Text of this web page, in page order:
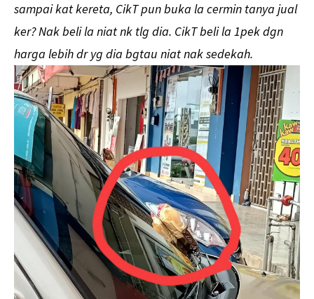
sampai kat kereta, CikT pun buka la cermin tanya jual
ker? Nak beli la niat nk tlg dia. CikT beli la 1pek dgn
harga lebih dr yg dia bgtau niat nak sedekah.